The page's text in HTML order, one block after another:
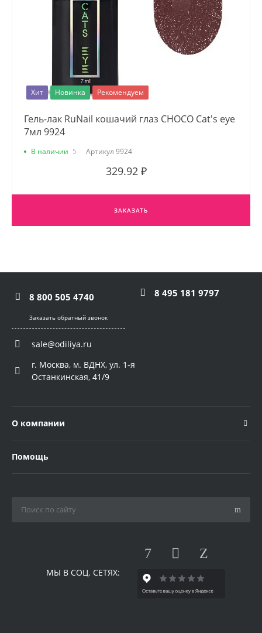
Хит Новинка Рекомендуем
Гель-лак RuNail кошачий глаз CHOCO Cat's eye
7мл 9924
В наличии 5 Артикул 9924
329.92 ₽
ЗАКАЗАТЬ
8 800 505 4740 8 495 181 9797
Заказать обратный звонок
sale@odiliya.ru
г. Москва, м. ВДНХ, ул. 1-я
Останкинская, 41/9
О компании
Помощь
МЫ В СОЦ. СЕТЯХ: